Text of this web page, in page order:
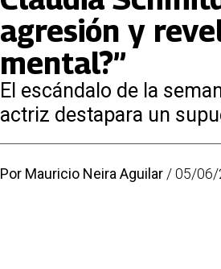
agresión y
mental?”
El escándalo de la
actriz destapara un
Por Mauricio Neira Aguilar /05/06/